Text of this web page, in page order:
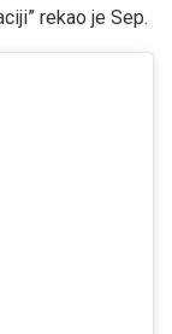
rekao je Sep.